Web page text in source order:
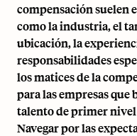
compensación suelen
como la industria, el
ubicación, la
responsabilidades
los matices de la
para las empresas
talento de primer nivel
Navegar por las